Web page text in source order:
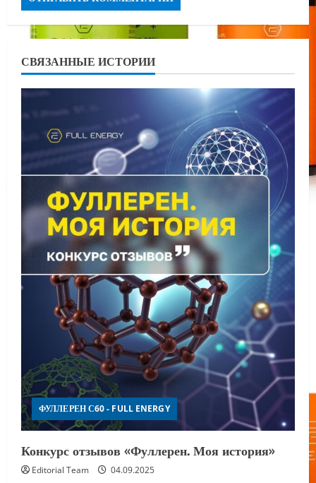
СВЯЗАННЫЕ ИСТОРИИ
ФУЛЛЕРЕН С60 - FULL ENERGY
Конкурс отзывов «Фуллерен. Моя история»
Editorial Team 04.09.2025